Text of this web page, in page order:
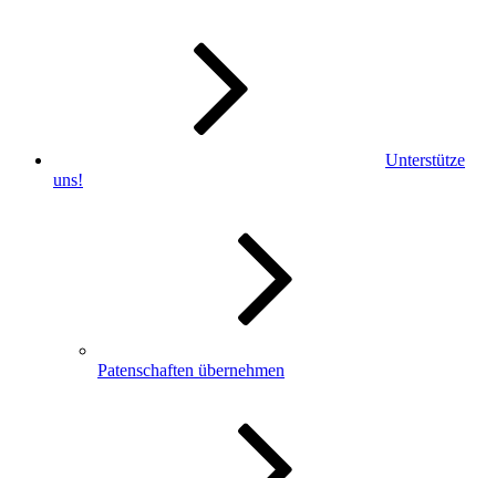
Unterstütze
uns!
Patenschaften übernehmen